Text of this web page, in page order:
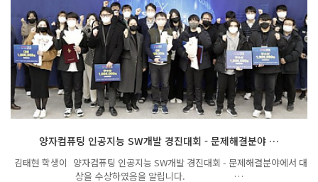
양자컴퓨팅 인공지능 SW개발 경진대회 - 문제해결분야 …
김태현 학생이 ​양자컴퓨팅 인공지능 SW개발 경진대회 - 문제해결분야에서 대
상을 수상하였음을 알립니다. …